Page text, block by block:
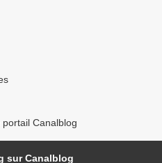
Canalblog
sur Canalblog